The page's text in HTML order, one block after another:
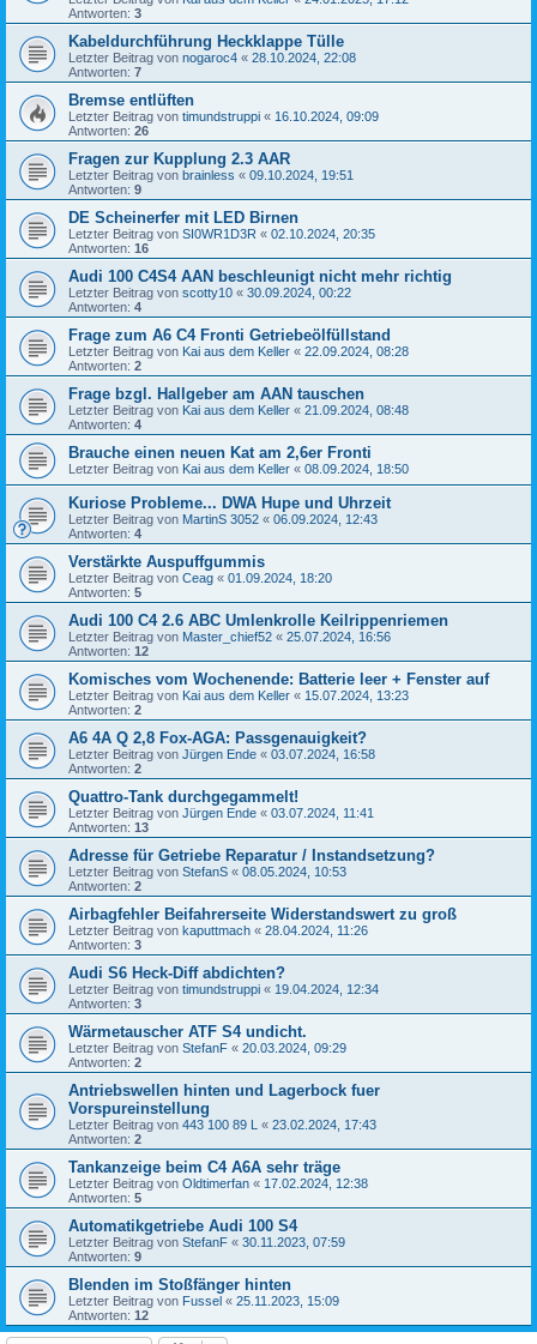
Antworten: 3
Kabeldurchführung Heckklappe Tülle
Letzter Beitrag von nogaroc4 « 28.10.2024, 22:08
Antworten: 7
Bremse entlüften
Letzter Beitrag von timundstruppi « 16.10.2024, 09:09
Antworten: 26
Fragen zur Kupplung 2.3 AAR
Letzter Beitrag von brainless « 09.10.2024, 19:51
Antworten: 9
DE Scheinerfer mit LED Birnen
Letzter Beitrag von SI0WR1D3R « 02.10.2024, 20:35
Antworten: 16
Audi 100 C4S4 AAN beschleunigt nicht mehr richtig
Letzter Beitrag von scotty10 « 30.09.2024, 00:22
Antworten: 4
Frage zum A6 C4 Fronti Getriebeölfüllstand
Letzter Beitrag von Kai aus dem Keller « 22.09.2024, 08:28
Antworten: 2
Frage bzgl. Hallgeber am AAN tauschen
Letzter Beitrag von Kai aus dem Keller « 21.09.2024, 08:48
Antworten: 4
Brauche einen neuen Kat am 2,6er Fronti
Letzter Beitrag von Kai aus dem Keller « 08.09.2024, 18:50
Kuriose Probleme... DWA Hupe und Uhrzeit
Letzter Beitrag von MartinS 3052 « 06.09.2024, 12:43
Antworten: 4
Verstärkte Auspuffgummis
Letzter Beitrag von Ceag « 01.09.2024, 18:20
Antworten: 5
Audi 100 C4 2.6 ABC Umlenkrolle Keilrippenriemen
Letzter Beitrag von Master_chief52 « 25.07.2024, 16:56
Antworten: 12
Komisches vom Wochenende: Batterie leer + Fenster auf
Letzter Beitrag von Kai aus dem Keller « 15.07.2024, 13:23
Antworten: 2
A6 4A Q 2,8 Fox-AGA: Passgenauigkeit?
Letzter Beitrag von Jürgen Ende « 03.07.2024, 16:58
Antworten: 2
Quattro-Tank durchgegammelt!
Letzter Beitrag von Jürgen Ende « 03.07.2024, 11:41
Antworten: 13
Adresse für Getriebe Reparatur / Instandsetzung?
Letzter Beitrag von StefanS « 08.05.2024, 10:53
Antworten: 2
Airbagfehler Beifahrerseite Widerstandswert zu groß
Letzter Beitrag von kaputtmach « 28.04.2024, 11:26
Antworten: 3
Audi S6 Heck-Diff abdichten?
Letzter Beitrag von timundstruppi « 19.04.2024, 12:34
Antworten: 3
Wärmetauscher ATF S4 undicht.
Letzter Beitrag von StefanF « 20.03.2024, 09:29
Antworten: 2
Antriebswellen hinten und Lagerbock fuer
Vorspureinstellung
Letzter Beitrag von 443 100 89 L « 23.02.2024, 17:43
Antworten: 2
Tankanzeige beim C4 A6A sehr träge
Letzter Beitrag von Oldtimerfan « 17.02.2024, 12:38
Antworten: 5
Automatikgetriebe Audi 100 S4
Letzter Beitrag von StefanF « 30.11.2023, 07:59
Antworten: 9
Blenden im Stoßfänger hinten
Letzter Beitrag von Fussel « 25.11.2023, 15:09
Antworten: 12